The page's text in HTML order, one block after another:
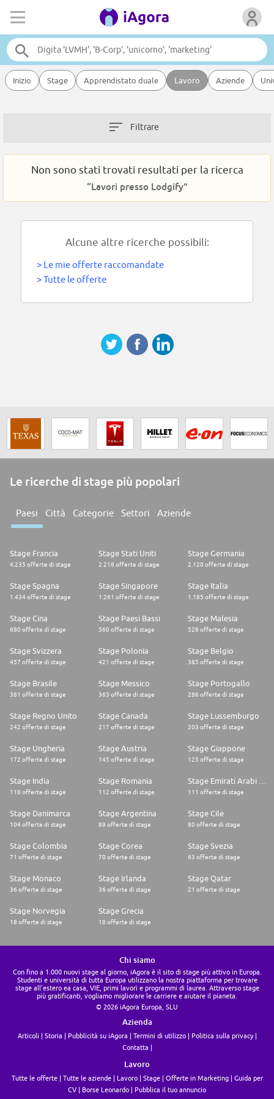
Inizio Stage Apprendistato duale Lavoro Aziende
Filtrare
Non sono stati trovati resultati per la ricerca
“Lavori presso Lodgify”
Alcune altre ricerche possibili:
> Le mie offerte raccomandate
>Tutte le offerte
Le ricerche di stage più popolari
Paesi Città Categorie Settori Aziende
Stage Francia
4.235 offerte di stage
Stage Stati Uniti
2.218 offerte di stage
Stage Germania
2.120 offerte di stage
Stage Spagna
1.434 offerte di stage
Stage Singapore
1.261 offerte di stage
Stage Italia
1.185 offerte di stage
Stage Cina
680 offerte di stage
Stage Paesi Bassi
560 offerte di stage
Stage Malesia
528 offerte di stage
Stage Svizzera
457 offerte di stage
Stage Polonia
421 offerte di stage
Stage Belgio
385 offerte di stage
Stage Brasile
381 offerte di stage
Stage Messico
363 offerte di stage
Stage Portogallo
286 offerte di stage
Stage Regno Unito
242 offerte di stage
Stage Canada
217 offerte di stage
Stage Lussemburgo
203 offerte di stage
Stage Ungheria
172 offerte di stage
Stage Austria
145 offerte di stage
Stage Giappone
125 offerte di stage
Stage India
118 offerte di stage
Stage Romania
112 offerte di stage 111 offerte di stage
Stage Danimarca
104 offerte di stage
Stage Argentina
89 offerte di stage
Stage Cile
80 offerte di stage
Stage Colombia
71 offerte di stage
Stage Corea
70 offerte di stage
Stage Svezia
63 offerte di stage
Stage Monaco
36 offerte di stage
Stage Irlanda
36 offerte di stage
Stage Qatar
21 offerte di stage
Stage Norvegia
18 offerte di stage
Stage Grecia
18 offerte di stage
Chi siamo
Con fino a 1.000 nuovi stage al giorno, iAgora è il sito di stage più attivo in Europa.
Studenti e università di tutta Europa utilizzano la nostra piattaforma per trovare
stage all'estero ea casa, VIE, primi lavori e programmi di laurea. Attraverso stage
più gratificanti, vogliamo migliorare le carriere e aiutare il pianeta.
© 2026 iAgora Europa, SLU
Azienda
Articoli Storia Pubblicità su iAgora Termini di utilizzo
Politica sulla privacy
Contatta
Lavoro
Tutte le offerte Tutte le aziende Lavoro Stage Offerte in Marketing
Guida per
CV
Borse Leonardo Pubblica il tuo annuncio